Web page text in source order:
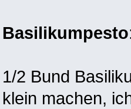
Basilikumpesto
1/2 Bund
klein machen,